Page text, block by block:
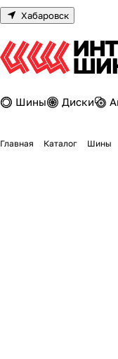
Хабаровск
Шины Диски
Главная Каталог Шины